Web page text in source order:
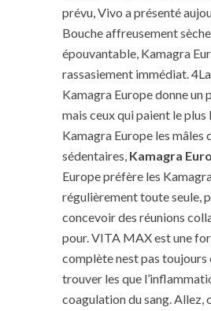
prévu, Vivo a présenté
Bouche affreusement
épouvantable, Kamagra
rassasiement immédiat.
Kamagra Europe donne un
mais ceux qui paient le
Kamagra Europe les mâles
sédentaires, Kamagra
Europe préfère les
régulièrement toute seule,
concevoir des réunions
pour. VITA MAX est une
complète nest pas toujours
trouver les que
coagulation du sang. Allez,